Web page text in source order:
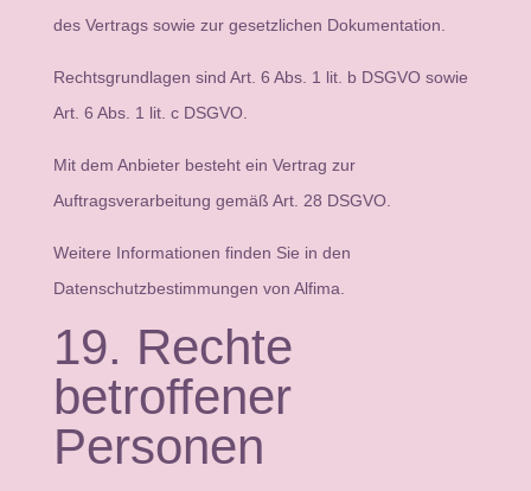
des Vertrags sowie zur gesetzlichen Dokumentation.
Rechtsgrundlagen sind Art. 6 Abs. 1 lit. b DSGVO sowie
Art. 6 Abs. 1 lit. c DSGVO.
Mit dem Anbieter besteht ein Vertrag zur
Auftragsverarbeitung gemäß Art. 28 DSGVO.
Weitere Informationen finden Sie in den
Datenschutzbestimmungen von Alfima.
19. Rechte
betroffener
Personen